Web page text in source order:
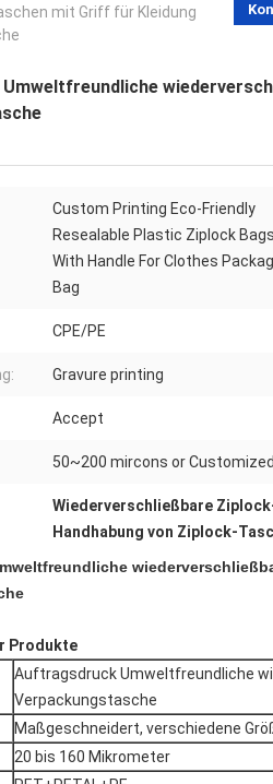
mit Griff für Kleidung
Custom Printing Eco-Friendly
Resealable Plastic Ziplock Bags
With Handle For Clothes
Bag
CPE/PE
Gravure printing
Accept
50~200 mircons or Customized
Wiederverschließbare
Handhabung von Ziplock-
Produkte
Auftragsdruck Umweltfreundliche
Verpackungstasche
Maßgeschneidert, verschiedene
20 bis 160 Mikrometer